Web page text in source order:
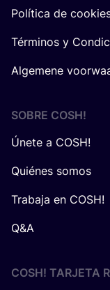
Política de
Términos y
Algemene
SOBRE COSH!
Únete a COSH!
Quiénes somos
Trabaja en COSH!
Q&A
COSH! TARJETA